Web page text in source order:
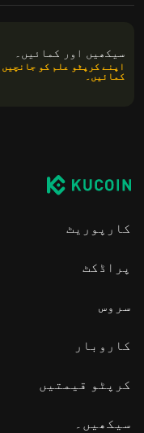
سیکھیں اور کمائیں۔
اپنے کرپٹو علم کو
کمائیں۔
کارپوریٹ
پراڈکٹ
سروس
کاروبار
کرپٹو قیمتیں
سیکھیں۔